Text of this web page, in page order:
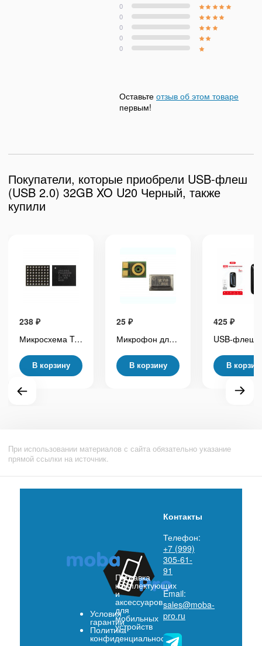
0
0
0
0
0
Оставьте отзыв об этом товаре
первым!
Покупатели, которые приобрели USB-флеш
(USB 2.0) 32GB XO U20 Черный, также
купили
238 ₽
Микросхема Tristar U2 1612A1 (Управление питанием и зарядкой для iPhone 8/8 Plus/X/SE (2020)/11/11 Pro/11 Pro Max)
В корзину
25 ₽
Микрофон для Samsung Galaxy J120F/J105F/J106F/J250F/J330F/J510F/J530F/J701F/J710F/J730F/A320F/A520F/A720F/A750F/T580
В корзину
425 ₽
В
При использовании материалов с сайта обязательно указание
прямой ссылки на источник.
Условия
гарантии
Политика
конфиденциальности
Поставка
комплектующих
и
аксессуаров
для
мобильных
устройств
Контакты
Телефон:
+7 (999)
305-61-
91
Email:
sales@moba-
pro.ru